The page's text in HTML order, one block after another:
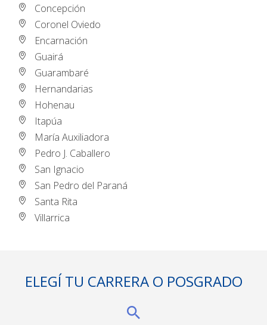
Concepción
Coronel Oviedo
Encarnación
Guairá
Guarambaré
Hernandarias
Hohenau
Itapúa
María Auxiliadora
Pedro J. Caballero
San Ignacio
San Pedro del Paraná
Santa Rita
Villarrica
ELEGÍ TU CARRERA O POSGRADO